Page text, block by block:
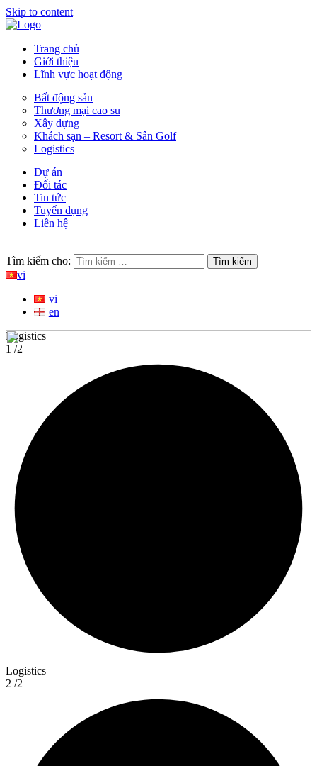
Skip to content
CÔNG TY CỔ PHẦN ĐẦU TƯ IRB | IRB Corporation
Kiến tạo giá trị cuộc sống bền vững
Trang chủ
Giới thiệu
Lĩnh vực hoạt động
Bất động sản
Thương mại cao su
Xây dựng
Khách sạn – Resort & Sân Golf
Logistics
Dự án
Đối tác
Tin tức
Tuyển dụng
Liên hệ
Tìm kiếm cho:
vi
vi
en
Logistics
1 /2
Logistics
2 /2